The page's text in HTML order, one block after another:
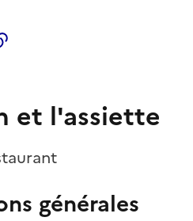
Twitter)
et l'assiette
générales